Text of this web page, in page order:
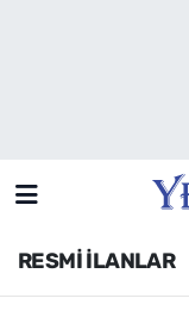
RESMİ İLANLAR
Siyaset